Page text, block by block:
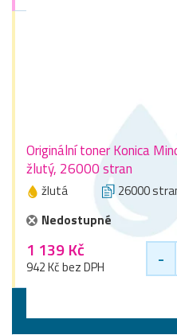
Originální toner Konica
žlutý, 26000 stran
žlutá 26000
Nedostupné
1 139 Kč
942 Kč bez DPH -